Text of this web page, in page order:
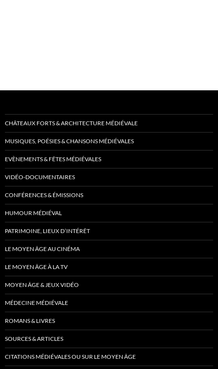
CHÂTEAUX FORTS & ARCHITECTURE MÉDIÉVALE
MUSIQUES, POÉSIES & CHANSONS MÉDIÉVALES
EVÈNEMENTS & FÊTES MÉDIÉVALES
VIDÉO-DOCUMENTAIRES
CONFÉRENCES & ÉMISSIONS
HUMOUR MÉDIÉVAL
PATRIMOINE, LIEUX D’INTÉRÊT
LE MOYEN ÂGE AU CINÉMA
LE MOYEN ÂGE À LA TV
MOYEN ÂGE & JEUX VIDÉO
MÉDECINE MÉDIÉVALE
ROMANS & LIVRES
SOURCES & ARTICLES
CITATIONS MÉDIÉVALES OU SUR LE MOYEN ÂGE